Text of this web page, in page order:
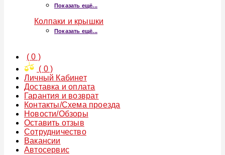
Показать ещё...
Колпаки и крышки
Показать ещё...
(0 )
( 0)
Личный Кабинет
Доставка и оплата
Гарантия и возврат
Контакты/Схема проезда
Новости/Обзоры
Оставить отзыв
Сотрудничество
Вакансии
Автосервис